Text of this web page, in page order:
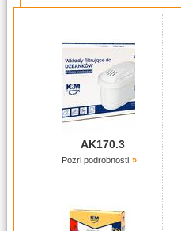
AK170.3
Pozri podrobnosti